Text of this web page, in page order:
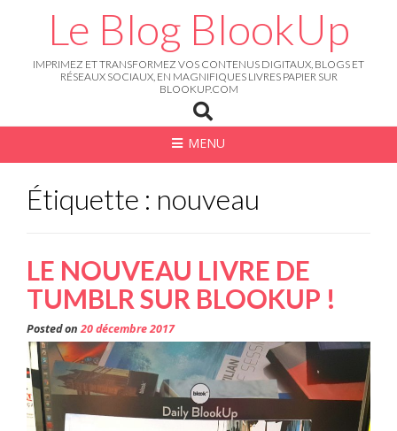
Le Blog BlookUp
IMPRIMEZ ET TRANSFORMEZ VOS CONTENUS DIGITAUX, BLOGS ET
RÉSEAUX SOCIAUX, EN MAGNIFIQUES LIVRES PAPIER SUR
BLOOKUP.COM
MENU
Étiquette : nouveau
LE NOUVEAU LIVRE DE
TUMBLR SUR BLOOKUP !
Posted on20 décembre 2017